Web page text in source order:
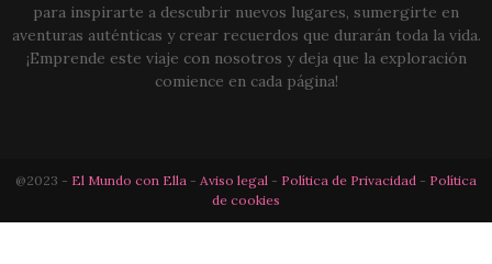
para inspirarte a descubrir nuevos lugares, sumergirte en
aventuras auténticas y crear recuerdos que durarán toda la vida.
¡Emprende este viaje con nosotros y deja que la exploración
comience en cada página!
@2023 - El Mundo con Ella - Aviso legal - Política de Privacidad - Política
de cookies